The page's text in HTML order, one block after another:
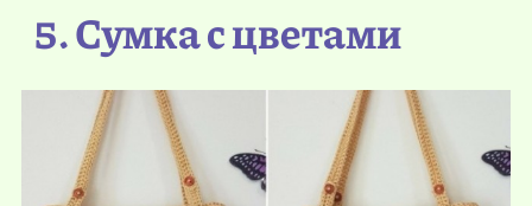
5. Сумка с цветами